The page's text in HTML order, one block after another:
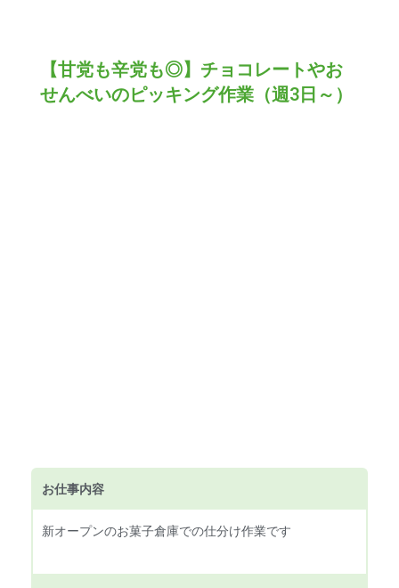
【甘党も辛党も◎】チョコレートやお
せんべいのピッキング作業（週3日～）
お仕事内容
新オープンのお菓子倉庫での仕分け作業です